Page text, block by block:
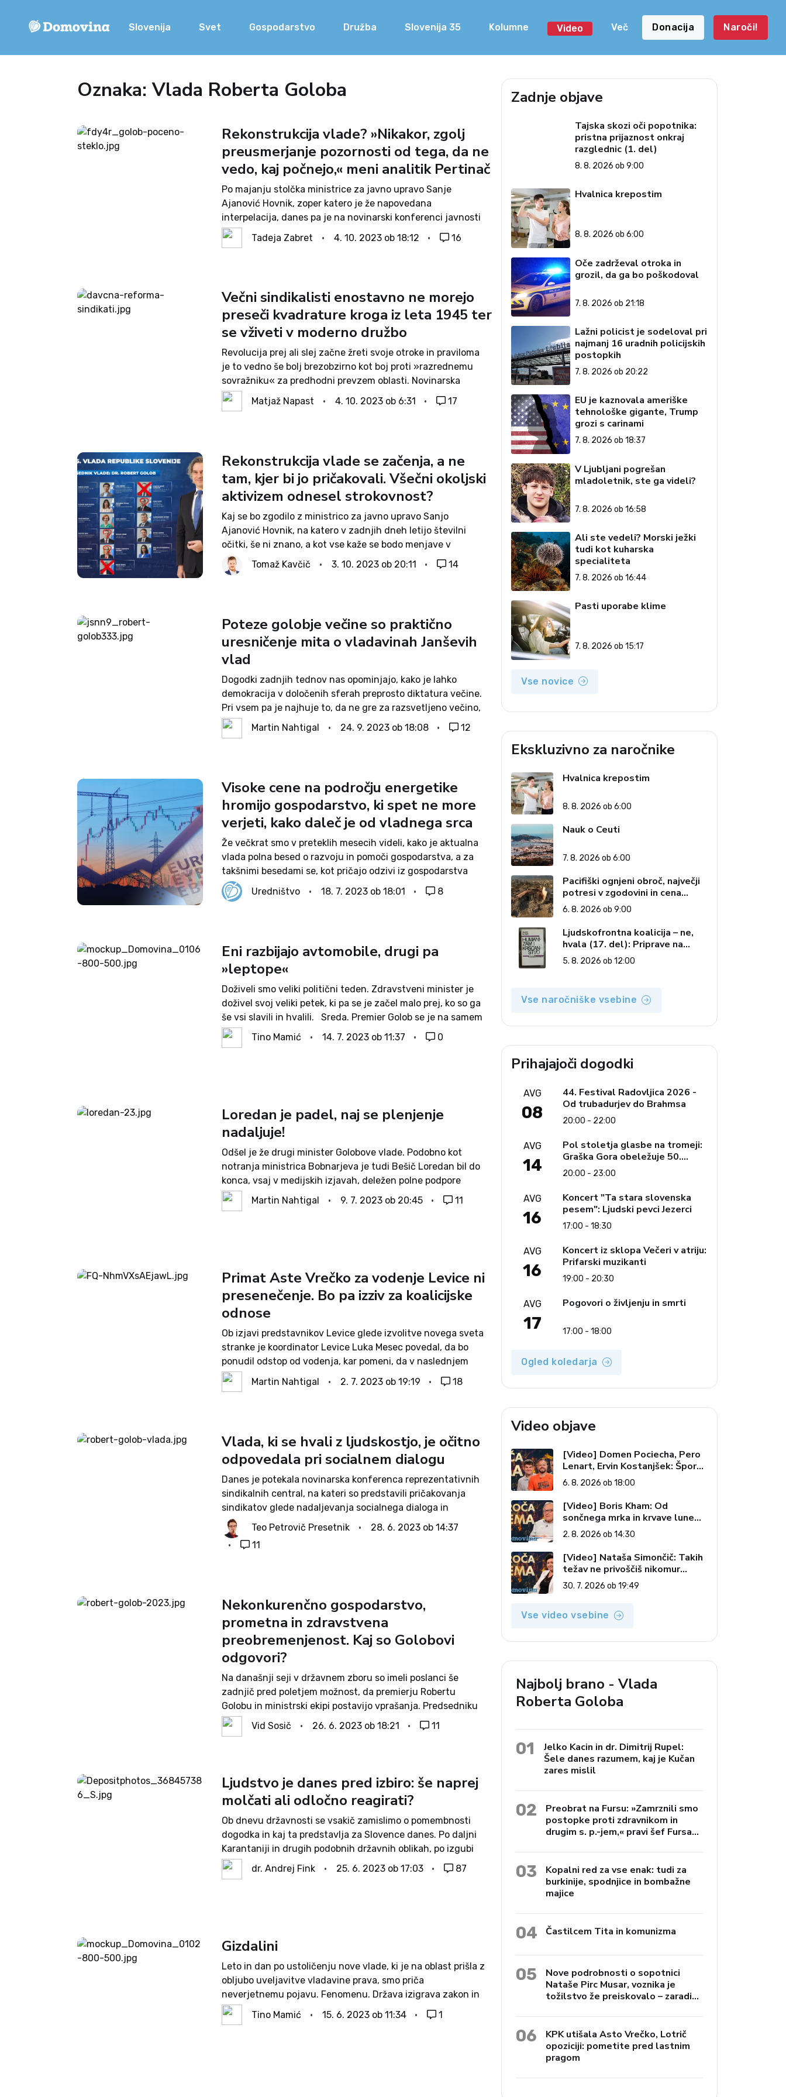
Slovenija Svet Gospodarstvo Družba Slovenija 35 Kolumne Video Več Donacija Naroči!
Oznaka: Vlada Roberta Goloba
Rekonstrukcija vlade? »Nikakor, zgolj
preusmerjanje pozornosti od tega, da ne
vedo, kaj počnejo,« meni analitik Pertinač
Po majanju stolčka ministrice za javno upravo Sanje
Ajanović Hovnik, zoper katero je že napovedana
interpelacija, danes pa je na novinarski konferenci javnosti
pojasnjevala podrobnosti dragega potovanja v New York in
njen poseg v javni razpis, so včeraj v javnosti...
Tadeja Zabret 4. 10. 2023 ob 18:12 16
Večni sindikalisti enostavno ne morejo
preseči kvadrature kroga iz leta 1945 ter
se vživeti v moderno družbo
Revolucija prej ali slej začne žreti svoje otroke in praviloma
je to vedno še bolj brezobzirno kot boj proti »razrednemu
sovražniku« za predhodni prevzem oblasti. Novinarska
konferenca reprezentativnih sindikatov alias monolog
večnega Štruklja, Jerkičeve, Počivalška in še nekaterih
Matjaž Napast 4. 10. 2023 ob 6:31 17
Rekonstrukcija vlade se začenja, a ne
tam, kjer bi jo pričakovali. Všečni okoljski
aktivizem odnesel strokovnost?
Kaj se bo zgodilo z ministrico za javno upravo Sanjo
Ajanović Hovnik, na katero v zadnjih dneh letijo številni
očitki, še ni znano, a kot vse kaže se bodo menjave v
ministrski ekipi zgodile še pred njo. Po pisanju nekaterih...
Tomaž Kavčič 3. 10. 2023 ob 20:11 14
Poteze golobje večine so praktično
uresničenje mita o vladavinah Janševih
vlad
Dogodki zadnjih tednov nas opominjajo, kako je lahko
demokracija v določenih sferah preprosto diktatura večine.
Pri vsem pa je najhuje to, da ne gre za razsvetljeno večino,
ki bi imela v mislih dobro naroda in vseh njenih delov. Gre
preprosto...
Martin Nahtigal 24. 9. 2023 ob 18:08 12
Visoke cene na področju energetike
hromijo gospodarstvo, ki spet ne more
verjeti, kako daleč je od vladnega srca
Že večkrat smo v preteklih mesecih videli, kako je aktualna
vlada polna besed o razvoju in pomoči gospodarstva, a za
takšnimi besedami se, kot pričajo odzivi iz gospodarstva
samega, večkrat skriva povsem nasprotno. To kažeta tudi
dva primera, ki se...
Uredništvo 18. 7. 2023 ob 18:01 8
Eni razbijajo avtomobile, drugi pa
»leptope«
Doživeli smo veliki politični teden. Zdravstveni minister je
doživel svoj veliki petek, ki pa se je začel malo prej, ko so ga
še vsi slavili in hvalili. Sreda. Premier Golob se je na samem
srečal z ministrom Bešičem Loredanom in...
Tino Mamić 14. 7. 2023 ob 11:37 0
Loredan je padel, naj se plenjenje
nadaljuje!
Odšel je že drugi minister Golobove vlade. Podobno kot
notranja ministrica Bobnarjeva je tudi Bešič Loredan bil do
konca, vsaj v medijskih izjavah, deležen polne podpore
premierja Goloba. Morda pa je ravno to vedno znova razlog
za predčasen odhod. Namreč...
Martin Nahtigal 9. 7. 2023 ob 20:45 11
Primat Aste Vrečko za vodenje Levice ni
presenečenje. Bo pa izziv za koalicijske
odnose
Ob izjavi predstavnikov Levice glede izvolitve novega sveta
stranke je koordinator Levice Luka Mesec povedal, da bo
ponudil odstop od vodenja, kar pomeni, da v naslednjem
mandatu ne bo več njen koordinator. Levo krilo Levice z
Miho Kordišem na čelu​,...
Martin Nahtigal 2. 7. 2023 ob 19:19 18
Vlada, ki se hvali z ljudskostjo, je očitno
odpovedala pri socialnem dialogu
Danes je potekala novinarska konferenca reprezentativnih
sindikalnih central, na kateri so predstavili pričakovanja
sindikatov glede nadaljevanja socialnega dialoga in
zakonodajnih predlogov ob prekinjenem delu Ekonomsko-
socialnega sveta. Seja Ekonomsko-socialnega sveta (ESS)
je bila prejšnji petek namreč po sporočilu delodajalcev, da
Teo Petrovič Presetnik
28. 6. 2023 ob 14:37
11
Nekonkurenčno gospodarstvo,
prometna in zdravstvena
preobremenjenost. Kaj so Golobovi
odgovori?
Na današnji seji v državnem zboru so imeli poslanci še
zadnjič pred poletjem možnost, da premierju Robertu
Golobu in ministrski ekipi postavijo vprašanja. Predsedniku
vlade so bila namenjena štiri. Poslance NSi je zanimalo,
kakšne načrte ima vlada za povečanje padajoče...
Vid Sosič 26. 6. 2023 ob 18:21 11
Ljudstvo je danes pred izbiro: še naprej
molčati ali odločno reagirati?
Ob dnevu državnosti se vsakič zamislimo o pomembnosti
dogodka in kaj ta predstavlja za Slovence danes. Po daljni
Karantaniji in drugih podobnih državnih oblikah, po izgubi
plemstva, po daljnem obredu ustoličenja koroških vojvod, po
večstoletnem pripadanju tujim kraljevinam in cesarstvom...
dr. Andrej Fink 25. 6. 2023 ob 17:03 87
Gizdalini
Leto in dan po ustoličenju nove vlade, ki je na oblast prišla z
obljubo uveljavitve vladavine prava, smo priča
neverjetnemu pojavu. Fenomenu. Država izigrava zakon in
išče luknje v zakonu. Tako v primeru Jankovićevega
kakodukta kot pri načrtih za 56...
Tino Mamić 15. 6. 2023 ob 11:34 1
Zadnje objave
Tajska skozi oči popotnika:
pristna prijaznost onkraj
razglednic (1. del)
8. 8. 2026 ob 9:00
Hvalnica krepostim
8. 8. 2026 ob 6:00
Oče zadrževal otroka in
grozil, da ga bo poškodoval
7. 8. 2026 ob 21:18
Lažni policist je sodeloval pri
najmanj 16 uradnih policijskih
postopkih
7. 8. 2026 ob 20:22
EU je kaznovala ameriške
tehnološke gigante, Trump
grozi s carinami
7. 8. 2026 ob 18:37
V Ljubljani pogrešan
mladoletnik, ste ga videli?
7. 8. 2026 ob 16:58
Ali ste vedeli? Morski ježki
tudi kot kuharska
specialiteta
7. 8. 2026 ob 16:44
Pasti uporabe klime
7. 8. 2026 ob 15:17
Vse novice
Ekskluzivno za naročnike
Hvalnica krepostim
8. 8. 2026 ob 6:00
Nauk o Ceuti
7. 8. 2026 ob 6:00
Pacifiški ognjeni obroč, največji
potresi v zgodovini in cena
pozabe
6. 8. 2026 ob 9:00
Ljudskofrontna koalicija – ne,
hvala (17. del): Priprave na
sestop z oblasti – dvorska
opozicija 6: Gramsci na delu:
5. 8. 2026 ob 12:00
Vse naročniške vsebine
Prihajajoči dogodki
AVG
08
44. Festival Radovljica 2026 -
Od trubadurjev do Brahmsa
20:00 - 22:00
AVG
14
Pol stoletja glasbe na tromeji:
Graška Gora obeležuje 50.
jubilejni festival narodno-
zabavne glasbe
20:00 - 23:00
AVG
16
Koncert "Ta stara slovenska
pesem": Ljudski pevci Jezerci
17:00 - 18:30
AVG
16
Koncert iz sklopa Večeri v atriju:
Prifarski muzikanti
19:00 - 20:30
AVG
17
Pogovori o življenju in smrti
17:00 - 18:00
Ogled koledarja
Video objave
[Video] Domen Pociecha, Pero
Lenart, Ervin Kostanjšek: Šport
specialcev (Vroča tema, 6. 8.
2026)
6. 8. 2026 ob 18:00
[Video] Boris Kham: Od
sončnega mrka in krvave lune
do slovenskih pečatov v vesolju
(Vroča tema, 2. 8. 2026)
2. 8. 2026 ob 14:30
[Video] Nataša Simončič: Takih
težav ne privoščiš nikomur
(Vroča tema, 30. 7. 2026)
30. 7. 2026 ob 19:49
Vse video vsebine
Najbolj brano - Vlada
Roberta Goloba
01
Jelko Kacin in dr. Dimitrij Rupel:
Šele danes razumem, kaj je Kučan
zares mislil
02
Preobrat na Fursu: »Zamrznili smo
postopke proti zdravnikom in
drugim s. p.-jem,« pravi šef Fursa
03
Kopalni red za vse enak: tudi za
burkinije, spodnjice in bombažne
majice
04 Častilcem Tita in komunizma
05
Nove podrobnosti o sopotnici
Nataše Pirc Musar, voznika je
tožilstvo že preiskovalo – zaradi
06
KPK utišala Asto Vrečko, Lotrič
opoziciji: pometite pred lastnim
pragom